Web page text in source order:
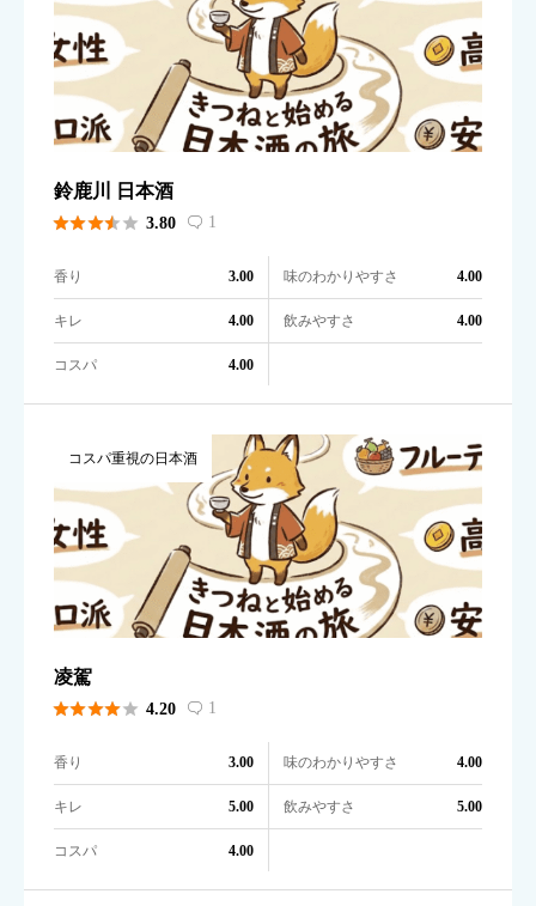
鈴鹿川 日本酒
 3.80  1
香り 3.00 味のわかりやすさ 4.00
キレ 4.00 飲みやすさ 4.00
コスパ 4.00
コスパ重視の日本酒
凌駕
 4.20  1
香り 3.00 味のわかりやすさ 4.00
キレ 5.00 飲みやすさ 5.00
コスパ 4.00